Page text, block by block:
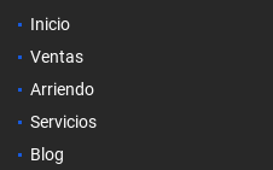
Inicio
Ventas
Arriendo
Servicios
Blog